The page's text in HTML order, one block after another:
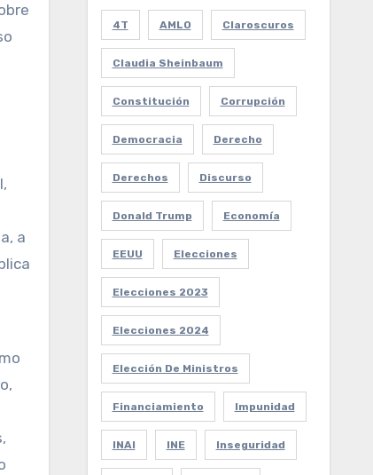
a
4T AMLO Claroscuros
Claudia Sheinbaum
Constitución Corrupción
Democracia Derecho
Derechos Discurso
Donald Trump Economía
EEUU Elecciones
Elecciones 2023
Elecciones 2024
Elección De Ministros
Financiamiento Impunidad
INAI INE Inseguridad